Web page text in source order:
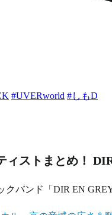
#UVERworld #しもD
ィストまとめ！
バンド「DIR EN